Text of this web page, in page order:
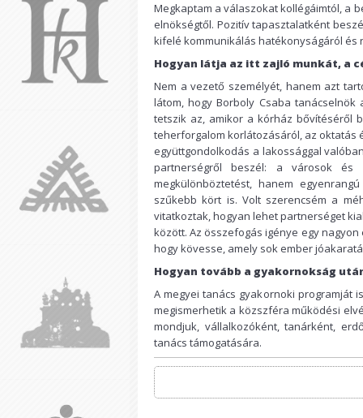
Megkaptam a válaszokat kollégáimtól, a
elnökségtől. Pozitív tapasztalatként
kifelé kommunikálás hatékonyságáról és
Hogyan látja az itt zajló munkát, a
Nem a vezető személyét, hanem azt
látom, hogy Borboly Csaba
tetszik az, amikor a kórház bővítéséről
teherforgalom korlátozásáról, az oktatás
együttgondolkodás a lakossággal
partnerségről beszél: a városok és
megkülönböztetést, hanem
szűkebb kört is. Volt szerencsém a
vitatkoztak, hogyan lehet partnerséget
között. Az összefogás igénye egy
hogy kövesse, amely sok ember
Hogyan tovább a gyakornokság
A megyei tanács gyakornoki programját
megismerhetik a közszféra működési
mondjuk, vállalkozóként, tanárként,
tanács támogatására.